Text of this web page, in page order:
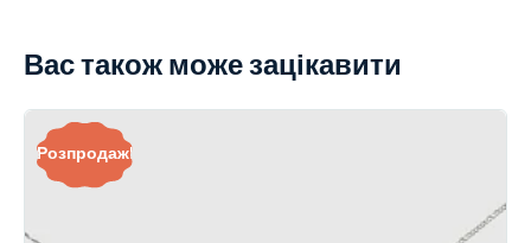
Вас також може зацікавити
Розпродаж!